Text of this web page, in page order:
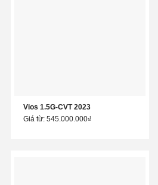
Vios 1.5G-CVT 2023
Giá từ: 545.000.000₫